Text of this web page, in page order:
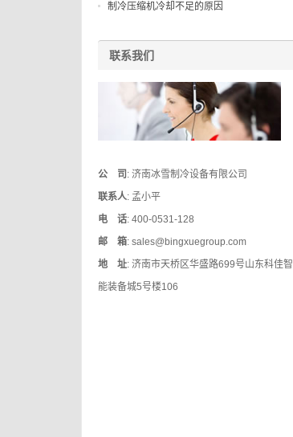
制冷压缩机冷却不足的原因
联系我们
公 司 : 济南冰雪制冷设备有限公司
联系人: 孟小平
电 话: 400-0531-128
邮 箱: sales@bingxuegroup.com
地 址: 济南市天桥区华盛路699号山东科佳智
能装备城5号楼106